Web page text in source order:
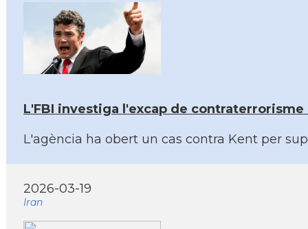
L'FBI investiga l'excap de
L'agència ha obert un cas contra Kent per
2026-03-19
Iran